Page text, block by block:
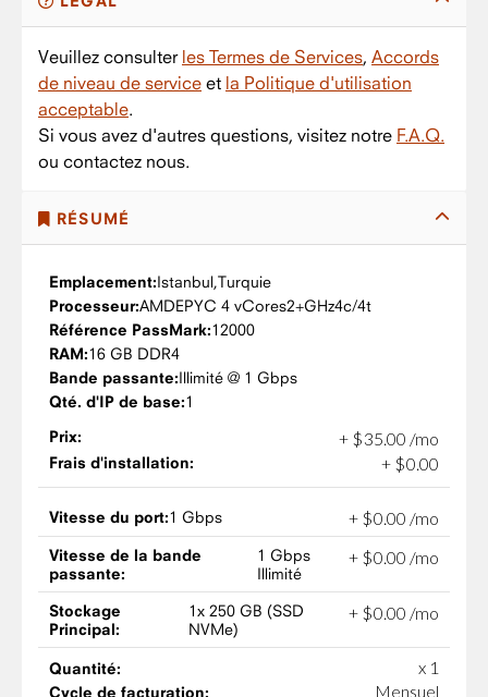
Veuillez consulter les Termes de Services, Accords
de niveau de service et la Politique d'utilisation
acceptable.
Si vous avez d'autres questions, visitez notre F.A.Q.
ou contactez nous.
RÉSUMÉ
Emplacement:Istanbul,Turquie
Processeur:AMDEPYC 4 vCores2+GHz4c/4t
Référence PassMark:12000
RAM:16 GB DDR4
Bande passante:Illimité @ 1 Gbps
Qté. d'IP de base:1
Prix:
+ $35 00 /mo
Frais d'installation: + $0.00
Vitesse du port:1 Gbps + $0.00 /mo
Vitesse de la bande
passante:
1 Gbps
Illimité
+ $0.00 /mo
Stockage
Principal:
1x 250 GB (SSD
NVMe)
+ $0.00 /mo
Quantité: x 1
Cycle de facturation: Mensuel